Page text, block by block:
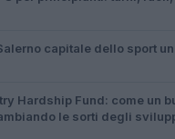
capitale dello sport
Hardship Fund: come un
le sorti degli